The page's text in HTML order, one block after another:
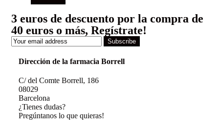
3 euros de descuento por la compra de
40 euros o más, Regístrate!
Subscribe
Dirección de la farmacia Borrell
C/ del Comte Borrell, 186
08029
Barcelona
¿Tienes dudas?
Pregúntanos lo que quieras!